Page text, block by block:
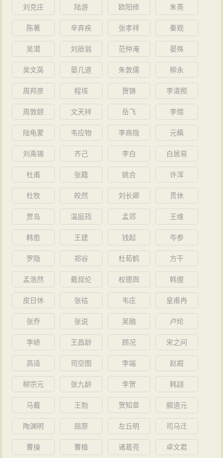
刘克庄 陆游 欧阳修 朱熹
陈著 辛弃疾 张孝祥 秦观
吴潜 刘辰翁 范仲淹 晏殊
吴文英 晏几道 朱敦儒 柳永
周邦彦 程垓 贺铸 李清照
周敦颐 文天祥 岳飞 李煜
陆龟蒙 韦应物 李商隐 元稹
刘禹锡 齐己 李白 白居易
杜甫 张籍 姚合 许浑
杜牧 皎然 刘长卿 贯休
贾岛 温庭筠 孟郊 王维
韩愈 王建 钱起 岑参
罗隐 郑谷 杜荀鹤 方干
孟浩然 戴叔伦 权德舆 韩偓
皮日休 张祜 韦庄 皇甫冉
张乔 张说 吴融 卢纶
李峤 王昌龄 顾况 宋之问
高适 司空图 李端 赵嘏
柳宗元 张九龄 李贺 韩翃
马戴 王勃 贺知章 郦道元
陶渊明 屈原 左丘明 司马迁
曹操 曹植 诸葛亮 卓文君